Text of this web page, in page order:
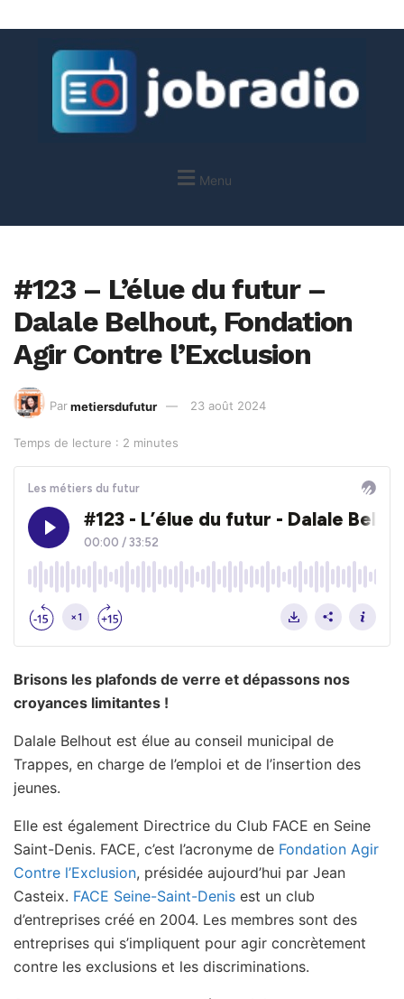
Menu
#123 – L’élue du futur –
Dalale Belhout, Fondation
Agir Contre l’Exclusion
Par metiersdufutur 23 août 2024
Temps de lecture : 2 minutes
Brisons les plafonds de verre et dépassons nos
croyances limitantes !
Dalale Belhout est élue au conseil municipal de
Trappes, en charge de l’emploi et de l’insertion des
jeunes.
Elle est également Directrice du Club FACE en Seine
Saint-Denis. FACE, c’est l’acronyme de Fondation Agir
Contre l’Exclusion, présidée aujourd’hui par Jean
Casteix. FACE Seine-Saint-Denis est un club
d’entreprises créé en 2004. Les membres sont des
entreprises qui s’impliquent pour agir concrètement
contre les exclusions et les discriminations.